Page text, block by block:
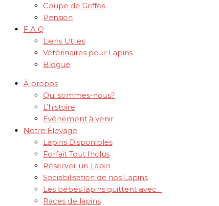
Coupe de Griffes
Pension
F.A.Q
Liens Utiles
Vétérinaires pour Lapins
Blogue
À propos
Qui sommes-nous?
L’histoire
Événement à venir
Notre Élevage
Lapins Disponibles
Forfait Tout Inclus
Réserver un Lapin
Sociabilisation de nos Lapins
Les bébés lapins quittent avec…
Races de lapins